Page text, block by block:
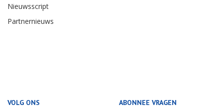
Nieuwsscript
Partnernieuws
VOLG ONS ABONNEE VRAGEN